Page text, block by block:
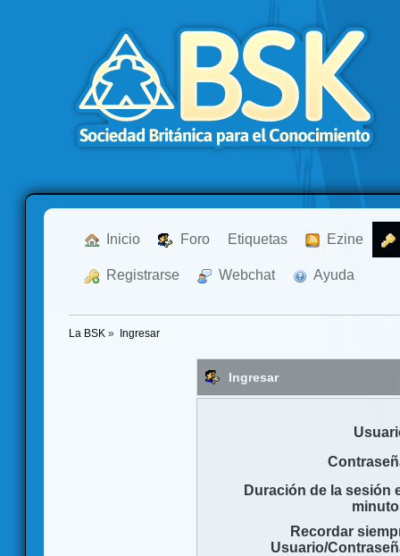
Inicio Foro Etiquetas Ezine
Registrarse Webchat Ayuda
La BSK » Ingresar
Ingresar
Duración de la sesión
Recordar
Usuario/